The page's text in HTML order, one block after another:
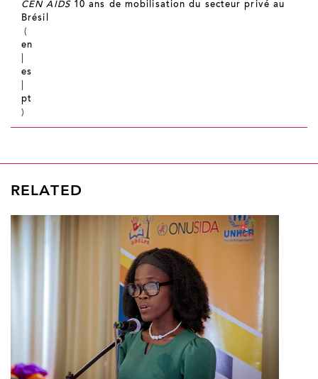
CEN AIDS10 ans de mobilisation du secteur privé au
Brésil
(
en
es
pt
)
RELATED